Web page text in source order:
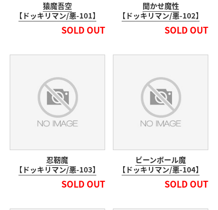
猿魔吾空
【ドッキリマン/悪-101】
SOLD OUT
聞かせ魔性
【ドッキリマン/悪-102】
SOLD OUT
忍靭魔
【ドッキリマン/悪-103】
SOLD OUT
ビーンボール魔
【ドッキリマン/悪-104】
SOLD OUT